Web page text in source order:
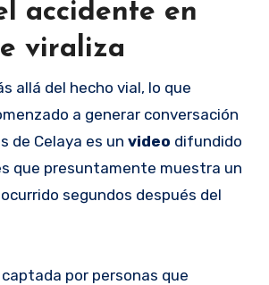
accidente en
viraliza
allá del hecho vial, lo que
a generar conversación
de Celaya es un video difundido
que presuntamente muestra un
segundos después del
por personas que